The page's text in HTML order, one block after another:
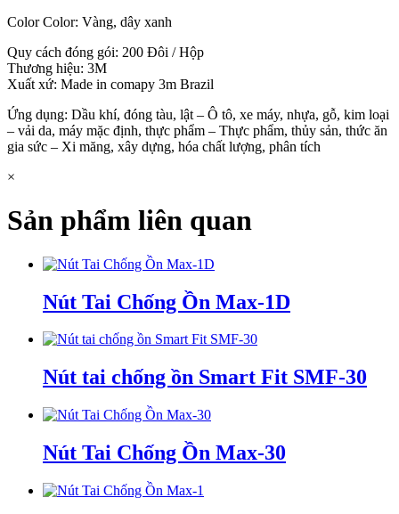
Color Color: Vàng, dây xanh
Quy cách đóng gói: 200 Đôi / Hộp
Thương hiệu: 3M
Xuất xứ: Made in comapy 3m Brazil
Ứng dụng: Dầu khí, đóng tàu, lật – Ô tô, xe máy, nhựa, gỗ, kim loại
– vải da, máy mặc định, thực phẩm – Thực phẩm, thủy sản, thức ăn
gia sức – Xi măng, xây dựng, hóa chất lượng, phân tích
×
Sản phẩm liên quan
Nút Tai Chống Ồn Max-1D
Nút tai chống ồn Smart Fit SMF-30
Nút Tai Chống Ồn Max-30